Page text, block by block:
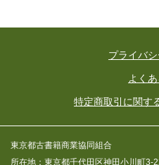
プライバ
よく
特定商取引に関す
東京都古書籍商業協同組合
所在地：東京都千代田区神田小川町